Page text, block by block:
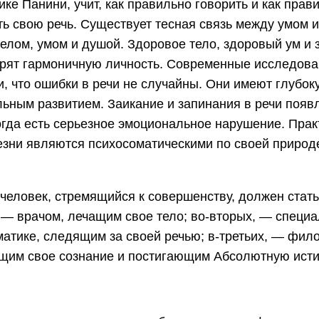
Панини, учит, как правильно говорить и как
свою речь. Существует тесная связь между умом
умом и душой. Здоровое тело, здоровый ум и
гармоничную личность. Современные
что ошибки в речи не случайны. Они имеют
развитием. Заикание и запинания в речи
есть серьезное эмоциональное нарушение.
являются психосоматическими по своей
стремящийся к совершенству, должен
врачом, лечащим свое тело; во-вторых, —
следящим за своей речью; в-третьих, —
свое сознание и постигающим Абсолютную